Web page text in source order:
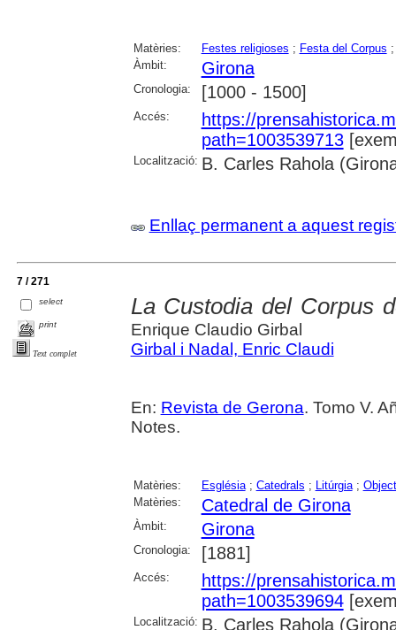
Matèries: Festes religioses ; Festa del Corpus
Àmbit:
Girona
Cronologia: [1000 - 1500]
Accés:
https://
path=1003539713
Localització: B. Carles Rahola
Enllaç permanent a aquest
7 / 271
select
print
Text complet
La Custodia del Corpus
Enrique Claudio Girbal
Girbal i Nadal, Enric Claudi
En: Revista de Gerona. Tomo V.
Notes.
Matèries: Església; Catedrals ; Litúrgia;
Matèries:
Catedral de Girona
Àmbit: Girona
Cronologia: [1881]
Accés:
https://
path=1003539694
Localització: B. Carles Rahola